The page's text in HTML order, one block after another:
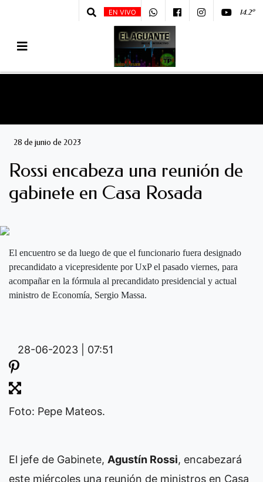
EN VIVO 14.2º
28 de junio de 2023
Rossi encabeza una reunión de
gabinete en Casa Rosada
El encuentro se da luego de que el funcionario fuera designado
precandidato a vicepresidente por UxP el pasado viernes, para
acompañar en la fórmula al precandidato presidencial y actual
ministro de Economía, Sergio Massa.
28-06-2023 | 07:51
Foto: Pepe Mateos.
El jefe de Gabinete, Agustín Rossi, encabezará
este miércoles una reunión de ministros en Casa